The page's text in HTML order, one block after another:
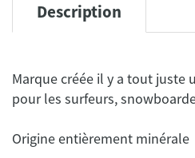
Description
Marque créée il y a tout juste
pour les surfeurs,
Origine entièrement minérale